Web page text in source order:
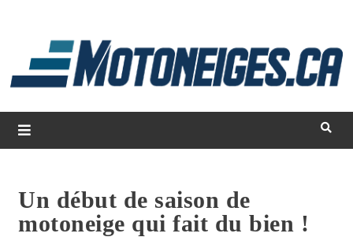
Magazine Motoneiges.ca
Un début de saison de
motoneige qui fait du bien !